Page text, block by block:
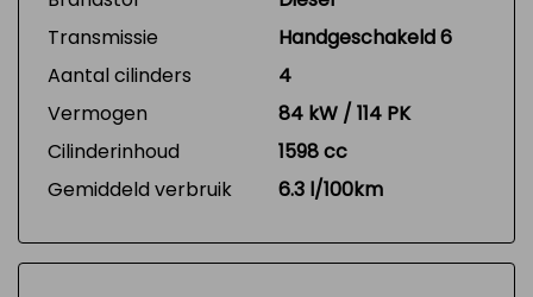
Transmissie
Handgeschakeld 6
Aantal cilinders
4
Vermogen
84 kW / 114 PK
Cilinderinhoud
1598 cc
Gemiddeld verbruik
6.3 l/100km